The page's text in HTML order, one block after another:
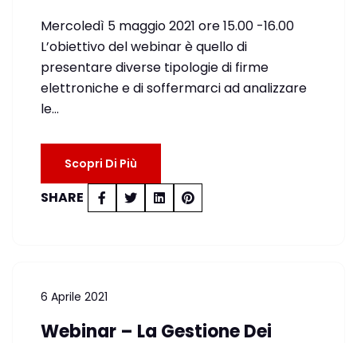
Mercoledì 5 maggio 2021 ore 15.00 -16.00
L’obiettivo del webinar è quello di
presentare diverse tipologie di firme
elettroniche e di soffermarci ad analizzare
le…
Scopri Di Più
SHARE
6 Aprile 2021
Webinar – La Gestione Dei